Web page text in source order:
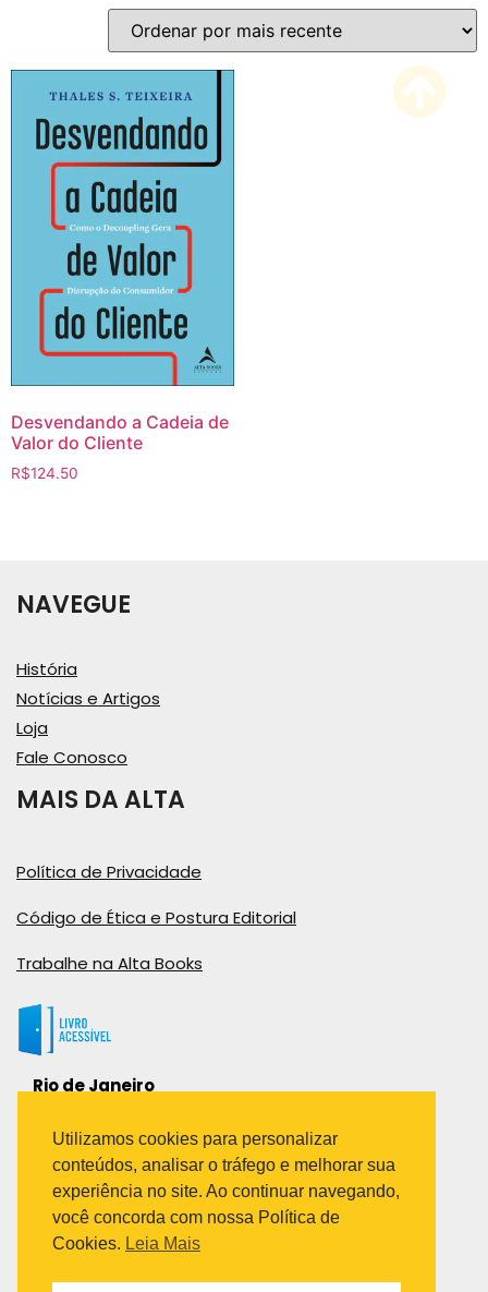
Desvendando a Cadeia de
Valor do Cliente
R$124.50
NAVEGUE
História
Notícias e Artigos
Loja
Fale Conosco
MAIS DA ALTA
Política de Privacidade
Código de Ética e Postura Editorial
Trabalhe na Alta Books
Rio de Janeiro
Bairro Industrial do Jacaré
Rio de Janeiro – RJ – CEP: 20970-031
Telefone:
(21) 3278-8069
(21) 3995-7512
Utilizamos cookies para personalizar
conteúdos, analisar o tráfego e melhorar sua
experiência no site. Ao continuar navegando,
você concorda com nossa Política de
Cookies. Leia Mais